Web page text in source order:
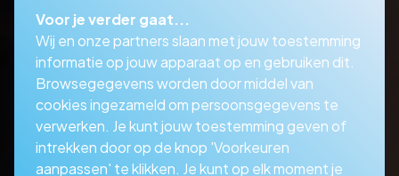
Voor je verder gaat...
Wij en onze partners slaan met jouw toestemming
informatie op jouw apparaat op en gebruiken dit.
Browsegegevens worden door middel van
cookies ingezameld om persoonsgegevens te
verwerken. Je kunt jouw toestemming geven of
intrekken door op de knop 'Voorkeuren
aanpassen' te klikken. Je kunt op elk moment je